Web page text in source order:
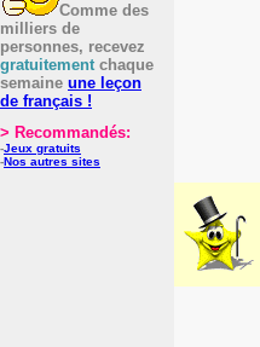
Comme des
milliers de
personnes, recevez
gratuitementchaque
semaine une leçon
de français !
> Recommandés:
-Jeux gratuits
-Nos autres sites